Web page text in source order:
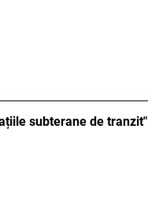
subterane de tranzit"